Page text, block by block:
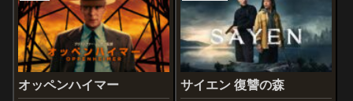
オッペンハイマー サイエン 復讐の森